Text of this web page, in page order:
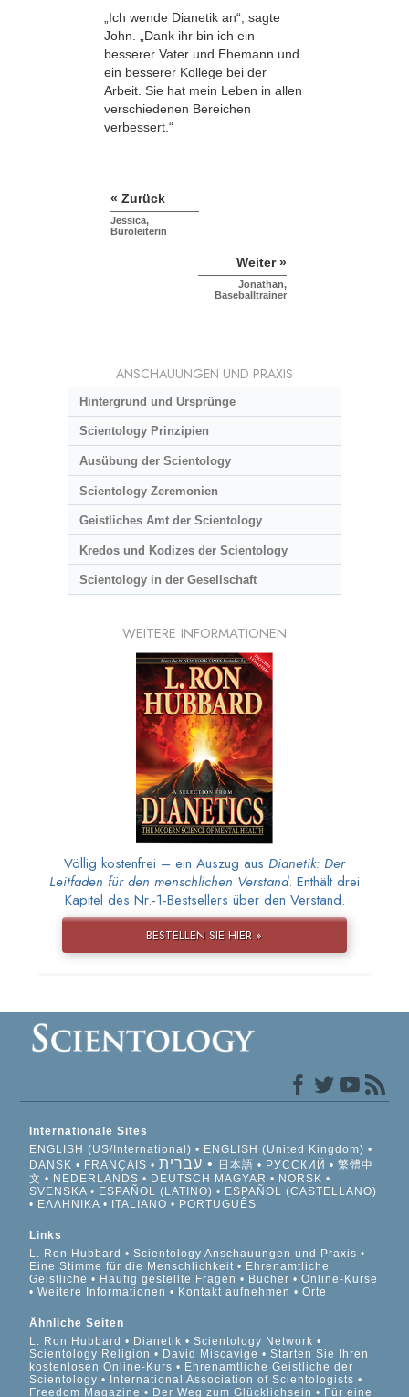
„Ich wende Dianetik an“, sagte
John. „Dank ihr bin ich ein
besserer Vater und Ehemann und
ein besserer Kollege bei der
Arbeit. Sie hat mein Leben in allen
verschiedenen Bereichen
verbessert.“
« Zurück
Jessica,
Büroleiterin
Weiter »
Jonathan,
Baseballtrainer
ANSCHAUUNGEN UND PRAXIS
Hintergrund und Ursprünge
Scientology Prinzipien
Ausübung der Scientology
Scientology Zeremonien
Geistliches Amt der Scientology
Kredos und Kodizes der Scientology
Scientology in der Gesellschaft
WEITERE INFORMATIONEN
Völlig kostenfrei – ein Auszug aus Dianetik: Der
Leitfaden für den menschlichen Verstand. Enthält drei
Kapitel des Nr.-1-Bestsellers über den Verstand.
BESTELLEN SIE HIER »
Internationale Sites
ENGLISH (US/International)
ENGLISH (United Kingdom)
DANSK
FRANÇAIS עברית 日本語 РУССКИЙ
繁體中
文
NEDERLANDS DEUTSCH MAGYAR
NORSK
SVENSKA
ESPAÑOL (LATINO)
ESPAÑOL (CASTELLANO)
ΕΛΛΗΝΙΚA
ITALIANO PORTUGUÊS
Links
L. Ron Hubbard
Scientology Anschauungen und Praxis
Eine Stimme für die Menschlichkeit
Ehrenamtliche
Geistliche
Häufig gestellte Fragen Bücher
Online-Kurse
Weitere Informationen
Kontakt aufnehmen Orte
Ähnliche Seiten
L. Ron Hubbard
Dianetik
Scientology Network
Scientology Religion
David Miscavige
Starten Sie Ihren
kostenlosen Online-Kurs
Ehrenamtliche Geistliche der
Scientology
International Association of Scientologists
Freedom Magazine
Der Weg zum Glücklichsein Für eine